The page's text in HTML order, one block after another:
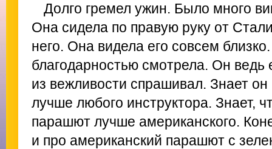
Долго гремел ужин. Было много
Она сидела по правую руку от
него. Она видела его совсем
благодарностью смотрела. Он
из вежливости спрашивал. Знает
лучше любого инструктора. Знает,
парашют лучше американского.
и про американский парашют с